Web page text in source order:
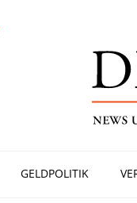
GELDPOLITIK